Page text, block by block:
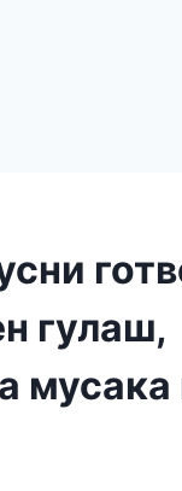
гулаш,
мусака